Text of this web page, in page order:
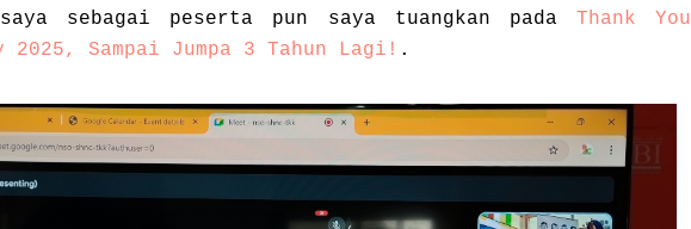
saya sebagai peserta pun saya tuangkan pada Thank You
2025, Sampai Jumpa 3 Tahun Lagi! .